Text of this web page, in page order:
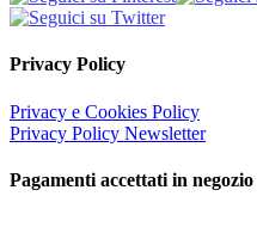
Privacy Policy
Privacy e Cookies Policy
Privacy Policy Newsletter
Pagamenti accettati in negozio